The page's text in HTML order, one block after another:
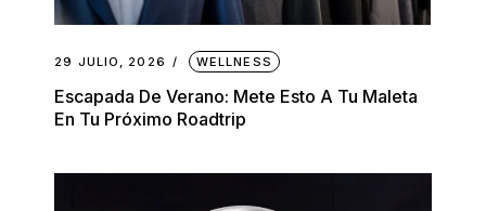
29 JULIO, 2026 WELLNESS
Escapada De Verano: Mete Esto A Tu Maleta
En Tu Próximo Roadtrip